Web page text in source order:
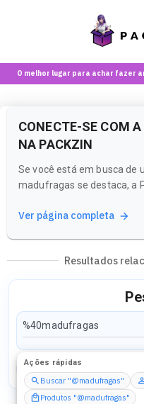
O melhor lugar para achar fazer
CONECTE-SE COM
NA PACKZIN
Se você está em busca de
madufragas se destaca, a
maiores de 18 anos, onde
Ver página completa
Resultados
Ações rápidas
Buscar "@madufragas"
Produtos "@madufragas"
Perfis